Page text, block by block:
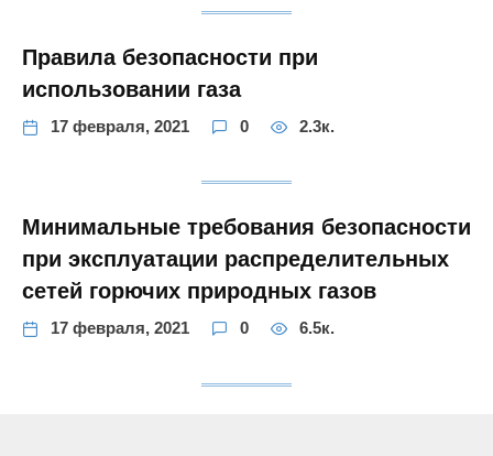
Правила безопасности при
использовании газа
17 февраля, 2021 0 2.3к.
Минимальные требования безопасности
при эксплуатации распределительных
сетей горючих природных газов
17 февраля, 2021 0 6.5к.